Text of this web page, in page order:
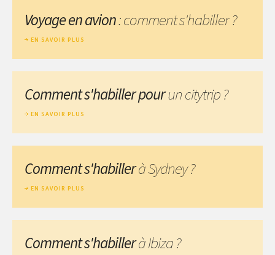
Voyage en avion: comment s'habiller ?
EN SAVOIR PLUS
Comment s'habiller pourun citytrip ?
EN SAVOIR PLUS
Comment s'habillerà Sydney ?
EN SAVOIR PLUS
Comment s'habillerà Ibiza ?